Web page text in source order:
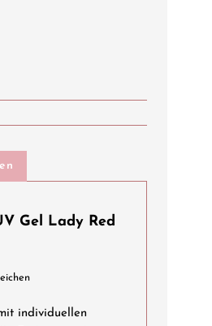
Gel Lady Red
individuellen